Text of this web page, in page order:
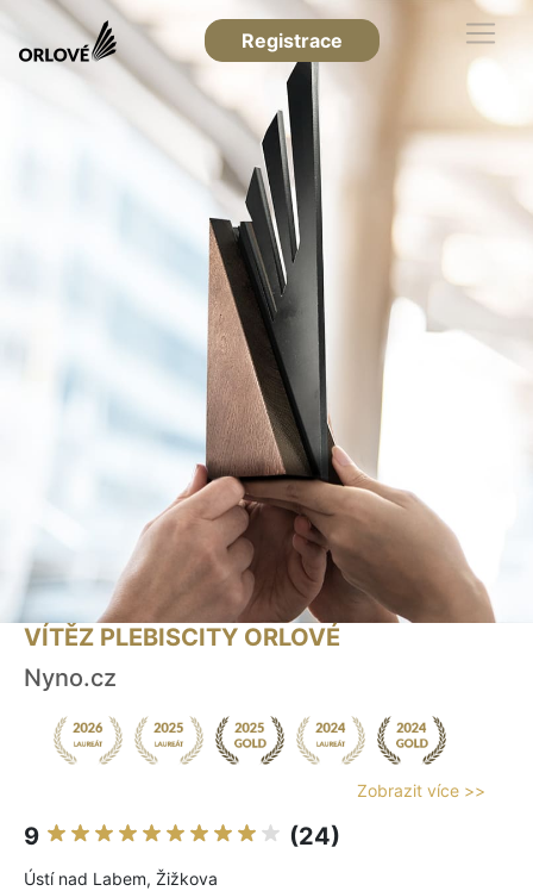
Registrace
VÍTĚZ PLEBISCITY ORLOVÉ
Nyno.cz
Zobrazit více >>
9 (24)
Ústí nad Labem, Žižkova